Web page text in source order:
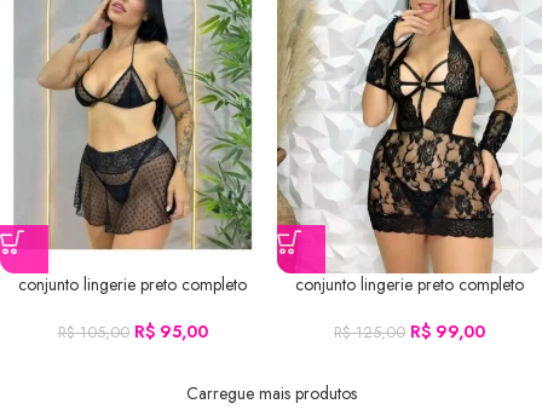
conjunto lingerie preto completo
R$105,00 R$95,00
conjunto lingerie preto completo
R$125,00 R$ 99,00
Carregue mais produtos